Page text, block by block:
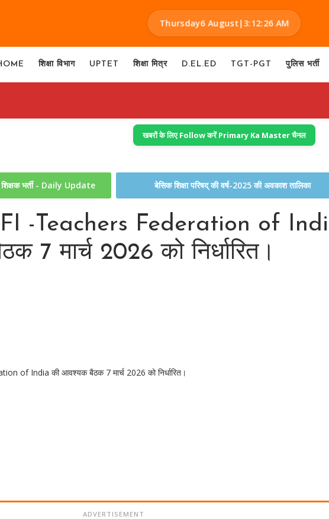
Thursday6 August|3:12:27 AM
शिक्षा विभाग UPTET शिक्षा मित्र D.EL.ED TGT-PGT पुलिस भर्ती
खबरों के लिए Follow करें Primary Ka Master चैनल
भर्ती - Daily Update बेसिक शिक्षा परिषद् की वर्ष-2025 की अवकाश तालिका
-Teachers Federation of
7 मार्च 2026 को निर्धारित।
of India की आवश्यक बैठक 7 मार्च 2026 को निर्धारित।
ADVERTISEMENT